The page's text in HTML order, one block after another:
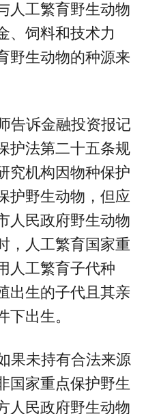
人工繁育野生动物
、饲料和技术力
野生动物的种源来
告诉金融投资报记
护法第二十五条规
究机构因物种保护
护野生动物，但应
人民政府野生动物
，人工繁育国家重
人工繁育子代种
出生的子代且其亲
出生。
果未持有合法来源
国家重点保护野生
人民政府野生动物